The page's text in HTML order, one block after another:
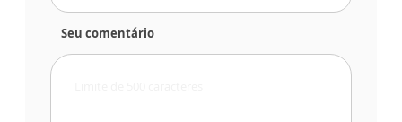
Seu comentário